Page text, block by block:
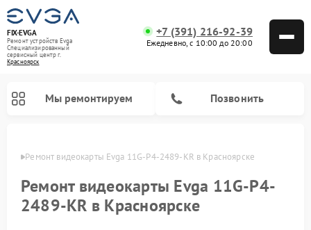
FIX-EVGA
Ремонт устройств Evga
Специализированный
cервисный центр г.
Красноярск
+7 (391) 216-92-39
Ежедневно, с 10:00 до 20:00
Мы ремонтируем Позвонить
Ремонт видеокарты Evga 11G-P4-2489-KR в Красноярске
Ремонт видеокарты Evga 11G-P4-
2489-KR в Красноярске